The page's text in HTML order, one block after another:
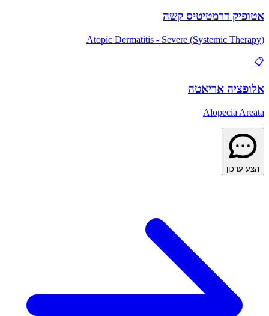
אטופיק דרמטיטיס קשה
Atopic Dermatitis - Severe (Systemic Therapy)
📋
אלופציה אריאטה
Alopecia Areata
הצע עדכון